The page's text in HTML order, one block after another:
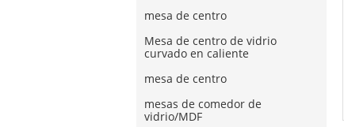
mesa de centro
Mesa de centro de vidrio
curvado en caliente
mesa de centro
mesas de comedor de
vidrio/MDF